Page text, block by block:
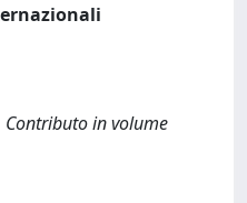
in volume